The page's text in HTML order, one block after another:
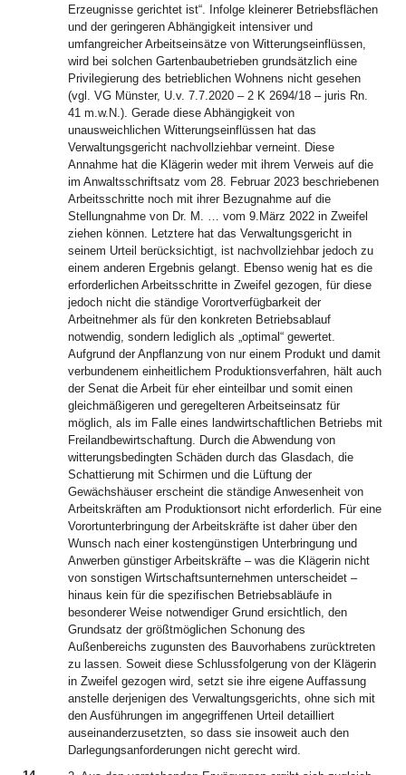
Erzeugnisse gerichtet ist“. Infolge kleinerer Betriebsflächen
und der geringeren Abhängigkeit intensiver und
umfangreicher Arbeitseinsätze von Witterungseinflüssen,
wird bei solchen Gartenbaubetrieben grundsätzlich eine
Privilegierung des betrieblichen Wohnens nicht gesehen
(vgl. VG Münster, U.v. 7.7.2020 – 2 K 2694/18 – juris Rn.
41 m.w.N.). Gerade diese Abhängigkeit von
unausweichlichen Witterungseinflüssen hat das
Verwaltungsgericht nachvollziehbar verneint. Diese
Annahme hat die Klägerin weder mit ihrem Verweis auf die
im Anwaltsschriftsatz vom 28. Februar 2023 beschriebenen
Arbeitsschritte noch mit ihrer Bezugnahme auf die
Stellungnahme von Dr. M. … vom 9.März 2022 in Zweifel
ziehen können. Letztere hat das Verwaltungsgericht in
seinem Urteil berücksichtigt, ist nachvollziehbar jedoch zu
einem anderen Ergebnis gelangt. Ebenso wenig hat es die
erforderlichen Arbeitsschritte in Zweifel gezogen, für diese
jedoch nicht die ständige Vorortverfügbarkeit der
Arbeitnehmer als für den konkreten Betriebsablauf
notwendig, sondern lediglich als „optimal“ gewertet.
Aufgrund der Anpflanzung von nur einem Produkt und damit
verbundenem einheitlichem Produktionsverfahren, hält auch
der Senat die Arbeit für eher einteilbar und somit einen
gleichmäßigeren und geregelteren Arbeitseinsatz für
möglich, als im Falle eines landwirtschaftlichen Betriebs mit
Freilandbewirtschaftung. Durch die Abwendung von
witterungsbedingten Schäden durch das Glasdach, die
Schattierung mit Schirmen und die Lüftung der
Gewächshäuser erscheint die ständige Anwesenheit von
Arbeitskräften am Produktionsort nicht erforderlich. Für eine
Vorortunterbringung der Arbeitskräfte ist daher über den
Wunsch nach einer kostengünstigen Unterbringung und
Anwerben günstiger Arbeitskräfte – was die Klägerin nicht
von sonstigen Wirtschaftsunternehmen unterscheidet –
hinaus kein für die spezifischen Betriebsabläufe in
besonderer Weise notwendiger Grund ersichtlich, den
Grundsatz der größtmöglichen Schonung des
Außenbereichs zugunsten des Bauvorhabens zurücktreten
zu lassen. Soweit diese Schlussfolgerung von der Klägerin
in Zweifel gezogen wird, setzt sie ihre eigene Auffassung
anstelle derjenigen des Verwaltungsgerichts, ohne sich mit
den Ausführungen im angegriffenen Urteil detailliert
auseinanderzusetzten, so dass sie insoweit auch den
Darlegungsanforderungen nicht gerecht wird.